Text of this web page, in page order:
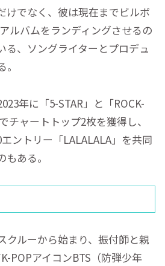
けでなく、彼は現在までビルボ
ルバムをランディングさせるの
る、ソングライターとプロデュ
年に「5-STAR」と「ROCK-
チャートトップ2枚を獲得し、
ントリー「LALALALA」を共同
ある。
クルーから始まり、振付師と親
K-POPアイコンBTS（防弾少年